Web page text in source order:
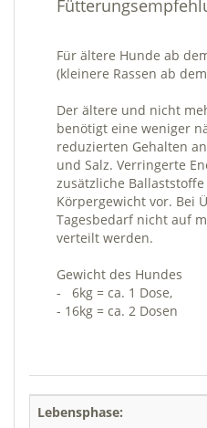
Für ältere Hunde ab
(kleinere Rassen ab
Der ältere und nicht
benötigt eine weniger
reduzierten Gehalten
und Salz. Verringerte
zusätzliche
Körpergewicht vor. Bei
Tagesbedarf nicht auf
verteilt werden.
Gewicht des Hundes
- 6kg = ca. 1 Dose,
- 16kg = ca. 2 Dosen
Lebensphase: